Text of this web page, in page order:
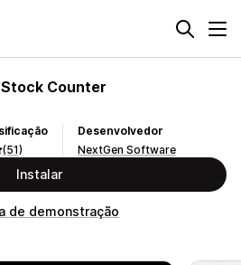
Counter
(51)
Desenvolvedor
NextGen Software
Instalar
de demonstração